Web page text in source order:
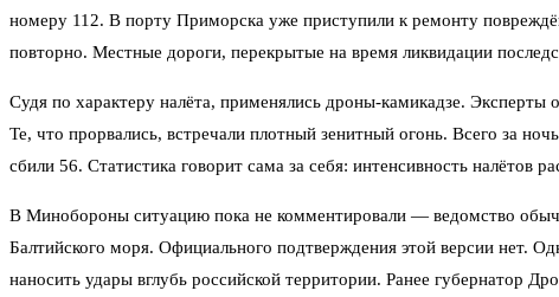
номеру 112. В порту Приморска уже приступили к ремонту
повторно. Местные дороги, перекрытые на время ликвидации
Судя по характеру налёта, применялись дроны-камикадзе.
Те, что прорвались, встречали плотный зенитный огонь. Всего за
сбили 56. Статистика говорит сама за себя: интенсивность налётов
В Минобороны ситуацию пока не комментировали — ведомство
Балтийского моря. Официального подтверждения этой версии нет.
наносить удары вглубь российской территории. Ранее губернатор